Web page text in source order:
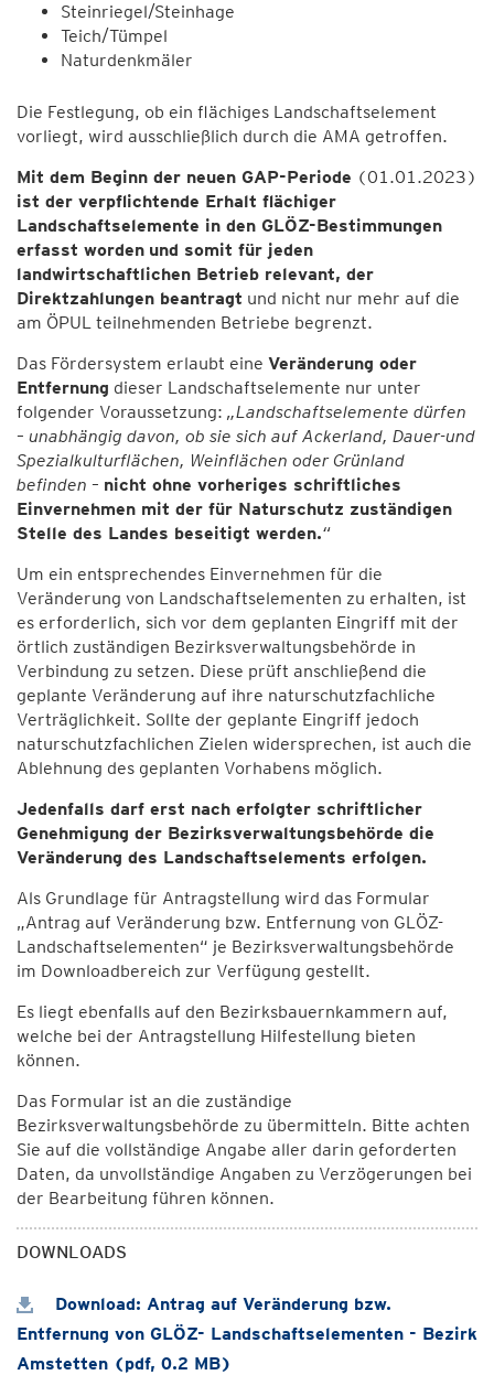
Steinriegel/Steinhage
Teich/Tümpel
Naturdenkmäler
Die Festlegung, ob ein flächiges Landschaftselement
vorliegt, wird ausschließlich durch die AMA getroffen.
Mit dem Beginn der neuen GAP-Periode (01.01.2023)
ist der verpflichtende Erhalt flächiger
Landschaftselemente in den GLÖZ-Bestimmungen
erfasst worden und somit für jeden
landwirtschaftlichen Betrieb relevant, der
Direktzahlungen beantragt und nicht nur mehr auf die
am ÖPUL teilnehmenden Betriebe begrenzt.
Das Fördersystem erlaubt eine Veränderung oder
Entfernung dieser Landschaftselemente nur unter
folgender Voraussetzung: „Landschaftselemente dürfen
– unabhängig davon, ob sie sich auf Ackerland, Dauer-und
Spezialkulturflächen, Weinflächen oder Grünland
befinden – nicht ohne vorheriges schriftliches
Einvernehmen mit der für Naturschutz zuständigen
Stelle des Landes beseitigt werden.“
Um ein entsprechendes Einvernehmen für die
Veränderung von Landschaftselementen zu erhalten, ist
es erforderlich, sich vor dem geplanten Eingriff mit der
örtlich zuständigen Bezirksverwaltungsbehörde in
Verbindung zu setzen. Diese prüft anschließend die
geplante Veränderung auf ihre naturschutzfachliche
Verträglichkeit. Sollte der geplante Eingriff jedoch
naturschutzfachlichen Zielen widersprechen, ist auch die
Ablehnung des geplanten Vorhabens möglich.
Jedenfalls darf erst nach erfolgter schriftlicher
Genehmigung der Bezirksverwaltungsbehörde die
Veränderung des Landschaftselements erfolgen.
Als Grundlage für Antragstellung wird das Formular
„Antrag auf Veränderung bzw. Entfernung von GLÖZ-
Landschaftselementen“ je Bezirksverwaltungsbehörde
im Downloadbereich zur Verfügung gestellt.
Es liegt ebenfalls auf den Bezirksbauernkammern auf,
welche bei der Antragstellung Hilfestellung bieten
können.
Das Formular ist an die zuständige
Bezirksverwaltungsbehörde zu übermitteln. Bitte achten
Sie auf die vollständige Angabe aller darin geforderten
Daten, da unvollständige Angaben zu Verzögerungen bei
der Bearbeitung führen können.
DOWNLOADS
Download: Antrag auf Veränderung bzw.
Entfernung von GLÖZ- Landschaftselementen - Bezirk
Amstetten (pdf, 0.2 MB)